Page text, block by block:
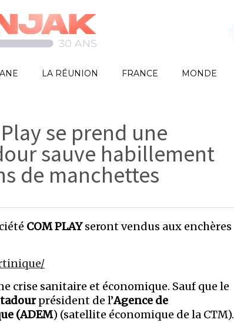
LA RÉUNION FRANCE MONDE
se prend une
sauve habillement
de manchettes
COM PLAYseront vendus aux enchères
crise sanitaire et économique. Sauf que le
président de l’Agence de
(ADEM) (satellite économique de la CTM).